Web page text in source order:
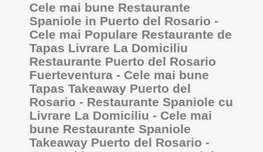
Cele mai bune Restaurante
Spaniole in Puerto del Rosario -
Cele mai Populare Restaurante de
Tapas Livrare La Domiciliu
Restaurante Puerto del Rosario
Fuerteventura - Cele mai bune
Tapas Takeaway Puerto del
Rosario - Restaurante Spaniole cu
Livrare La Domiciliu - Cele mai
bune Restaurante Spaniole
Takeaway Puerto del Rosario -